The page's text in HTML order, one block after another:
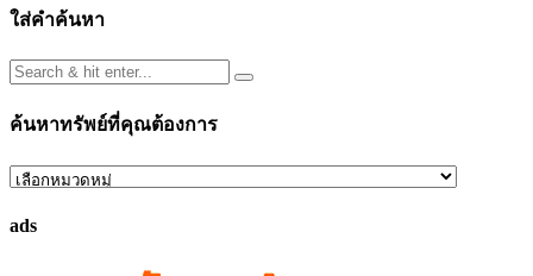
ใส่คำค้นหา
ค้นหาทรัพย์ที่คุณต้องการ
ค้นหา
ที่
ads